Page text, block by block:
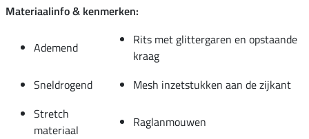
Materiaalinfo & kenmerken:
Ademend
Rits met glittergaren en opstaande
kraag
Sneldrogend
Mesh inzetstukken aan de zijkant
Stretch
materiaal
Raglanmouwen